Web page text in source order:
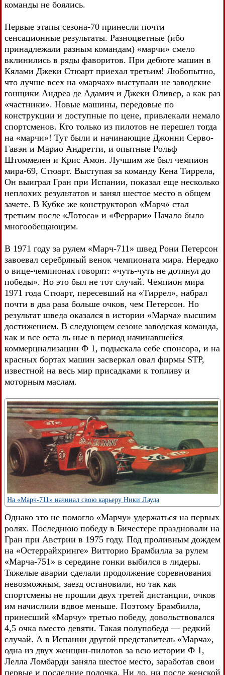
команды не боялись.
Первые этапы сезона-70 принесли почти
сенсационные результаты. Разноцветные (ибо
принадлежали разным командам) «марчи» смело
вклинились в ряды фаворитов. При дебюте машин в
Кялами Джеки Стюарт приехал третьим! Любопытно,
что лучше всех на «марчах» выступали не заводские
гонщики Андреа де Адамич и Джеки Оливер, а как раз
«частники». Новые машины, передовые по
конструкции и доступные по цене, привлекали немало
спортсменов. Кто только из пилотов не перешел тогда
на «марчи»! Тут были и начинающие Джонни Серво-
Гавэн и Марио Андретти, и опытные Рольф
Штоммелен и Крис Амон. Лучшим же был чемпион
мира-69, Стюарт. Выступая за команду Кена Тиррела,
Он выиграл Гран при Испании, показал еще несколько
неплохих результатов и занял шестое место в общем
зачете. В Кубке же конструкторов «Марч» стал
третьим после «Лотоса» и «Феррари» Начало было
многообещающим.
В 1971 году за рулем «Марч-711» швед Рони Петерсон
завоевал серебряный венок чемпионата мира. Нередко
о вице-чемпионах говорят: «чуть-чуть не дотянул до
победы». Но это был не тот случай. Чемпион мира
1971 года Стюарт, пересевший на «Тиррел», набрал
почти в два раза больше очков, чем Петерсон. Но
результат шведа оказался в истории «Марча» высшим
достижением. В следующем сезоне заводская команда,
как и все оста ль ные в период начинавшейся
коммерциализации Ф 1, подыскала себе спонсора, и на
красных бортах машин засверкал овал фирмы STP,
известной на весь мир присадками к топливу и
моторным маслам.
На «Марч-711» начинал свою карьеру Ники Лауда
Однако это не помогло «Марчу» удержаться на первых
ролях. Последнюю победу в Бичестере праздновали на
Гран при Австрии в 1975 году. Под проливным дождем
на «Остеррайхринге» Витторио Брамбилла за рулем
«Марча-751» в середине гонки выбился в лидеры.
Тяжелые аварии сделали продолжение соревнования
невозможным, заезд остановили, но так как
спортсмены не прошли двух третей дистанции, очков
им начислили вдвое меньше. Поэтому Брамбилла,
принесший «Марчу» третью победу, довольствовался
4,5 очка вместо девяти. Такая полупобеда — редкий
случай. А в Испании другой представитель «Марча»,
одна из двух женщин-пилотов за всю истории Ф 1,
Лелла Ломбарди заняла шестое место, заработав свои
первые и последние полочка. Ни до, ни после женской